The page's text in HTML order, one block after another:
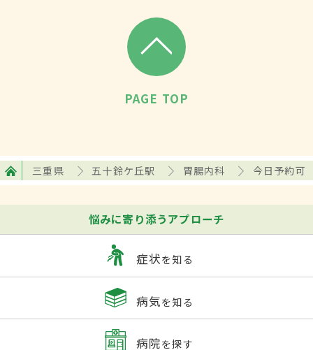
PAGE TOP
三重県 五十鈴ケ丘駅 胃腸内科 今日予約可
悩みに寄り添うアプローチ
症状を知る
病気を知る
病院を探す